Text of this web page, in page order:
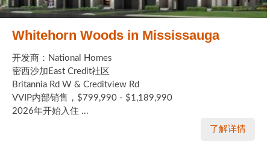
Whitehorn Woods in Mississauga
开发商：National Homes
密西沙加East Credit社区
Britannia Rd W & Creditview Rd
VVIP内部销售，$799,990 - $1,189,990
2026年开始入住 ...
了解详情